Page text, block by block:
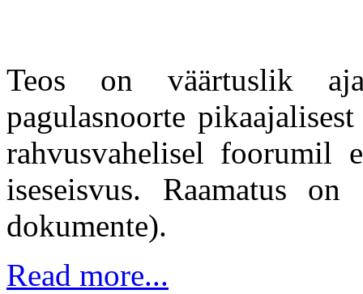
Teos on väärtuslik
pagulasnoorte
rahvusvahelisel foorumil
iseseisvus. Raamatus
dokumente).
Read more...